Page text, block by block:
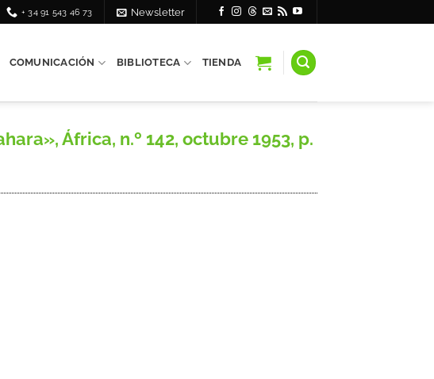
+ 34 91 543 46 73 Newsletter
COMUNICACIÓN BIBLIOTECA TIENDA
África, n.º 142, octubre 1953, p.